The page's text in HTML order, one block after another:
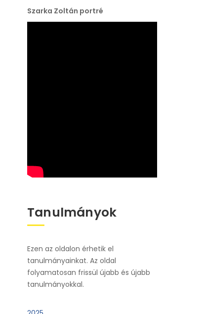
Szarka Zoltán portré
Tanulmányok
Ezen az oldalon érhetik el
tanulmányainkat. Az oldal
folyamatosan frissül újabb és újabb
tanulmányokkal.